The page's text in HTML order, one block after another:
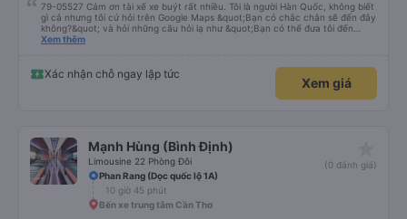
79-05527 Cảm ơn tài xế xe buýt rất nhiều. Tôi là người Hàn Quốc, không biết
gì cả nhưng tôi cứ hỏi trên Google Maps &quot;Bạn có chắc chắn sẽ đến đây
không?&quot; và hỏi những câu hỏi lạ như &quot;Bạn có thể đưa tôi đến
khách sạn của chúng tôi không?&quot; Nhưng tài xế đã quan tâm. của mọi
limousine vào buổi sáng. ngu ngốc đến mức tôi nghĩ tài xế đã giúp tôi. Nếu
tài xế không ở đó, tôi vẫn đang suy nghĩ về câu chuyện đó vì nó chắc hẳn
rất nguy hiểm.. Cảm ơn rất nhiều.. Cảm ơn xe buýt 79-05527 rất nhiều tài
tôi không?&quot; Vốn dĩ tôi đến lúc 2h30 sáng nhưng lúc đó không xuống xe
mà tài xế bảo tôi ngủ thêm và đợi ở trạm xăng, thậm chí còn đón khách sạn
bằng xe limousine vào buổi sáng. .Tôi nghĩ tài xế đã giúp tôi vì tôi trông ngu
ngốc quá.. Tôi vẫn nghĩ rằng nếu không có tài xế thì sẽ rất nguy hiểm.. Cảm
ơn từ tận đáy lòng.. 79-05527 Cảm ơn tài xế xe nhưng rất nhiều. Nếu bạn
chưa biết cách thực hiện, hãy xem Google Maps hoạt động như thế nào,
&quot;B Bạn bị sao vậy?&quot; Chuyện gì xảy ra với bạn vậy?&quot; Bây giờ
là 2:30 và tôi đang nói về nó. ạn bằng xe bu lông Limousine. Tôi nghĩ tài xế
Xem thêm
Xác nhận chỗ ngay lập tức
Xem giá
Mạnh Hùng (Bình Định)
Limousine 22 Phòng Đôi
(0 đánh giá)
Phan Rang (Dọc quốc lộ 1A)
10 giờ 45 phút
Bến xe trung tâm Cần Thơ